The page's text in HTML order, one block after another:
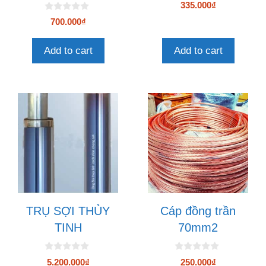
à
700.000₫
Add to cart
5
335.000₫
Add to cart
TRỤ SỢI THỦY
TINH
0
5.200.000₫
Cáp đồng trần
70mm2
250.000₫